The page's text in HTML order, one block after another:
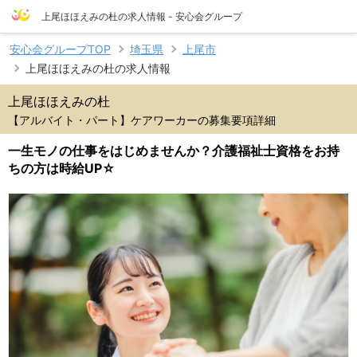
上尾ほほえみの杜の求人情報 - 安心会グループ
安心会グループTOP 埼玉県
上尾市
上尾ほほえみの杜の求人情報
上尾ほほえみの杜
【アルバイト・パート】ケアワーカーの募集要項詳細
一生モノの仕事をはじめませんか？介護福祉士資格をお持
ちの方は時給UP☆